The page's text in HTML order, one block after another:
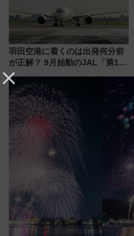
羽田空港に着くのは出発何分前
が正解？ 9月始動のJAL「第1タ
ーミナル北側サテライト」は徒
歩1キロ超え！ 知っておきたい
変更点まとめ